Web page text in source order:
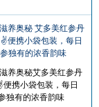
养奥秘 艾多美红参丹
携小袋包装，每日
独有的浓香韵味
养奥秘艾多美红参丹
携小袋包装，每日
独有的浓香韵味